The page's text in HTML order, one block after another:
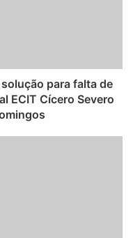
para falta de
ECIT Cícero Severo